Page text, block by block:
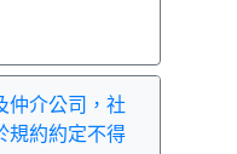
仲介公司，社
規約約定不得